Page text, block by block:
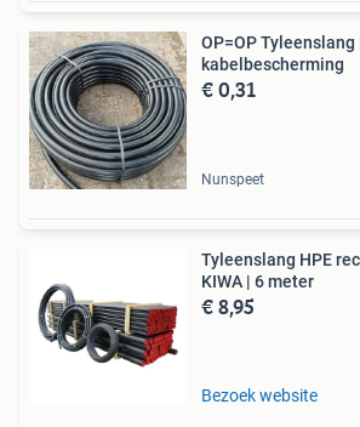
OP=OP
kabelbescherming
€ 0,31
Nunspeet
Tyleenslang HPE
KIWA | 6 meter
€ 8,95
Bezoek website